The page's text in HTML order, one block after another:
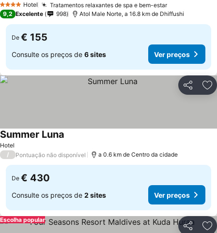
4 EstrelasHotel Tratamentos relaxantes de spa e bem-estar
9,2 Excelente 998 Atol Male Norte, a 16.8 km de Dhiffushi
De € 155
Consulte os preços de 6 sites Ver preços
Partilhar
Hotel
Summer Luna
/ Pontuação não disponível a 0.6 km de Centro da cidade
De € 430
Consulte os preços de 2 sites Ver preços
Partilhar
Escolha popular